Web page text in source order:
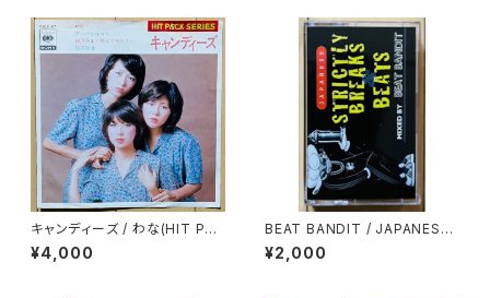
キャンディーズ / わな(HIT PAC
K SERIES)
¥4,000
BEAT BANDIT / JAPANESE
STRICTLY BREAKS & BEAT
S
¥2,000